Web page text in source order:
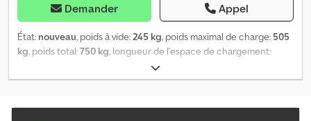
Demander Appel
État: nouveau, poids à vide: 245 kg, poids maximal de charge: 505
kg , poids total:750 kg , longueur de l'espace de chargement:
, largeur de l’espace de chargement:
autre, hauteur de construction:960 mm, largeur de travail:2 400
Remorque pour motos MT-2, couleur argent Poids total autorisé :